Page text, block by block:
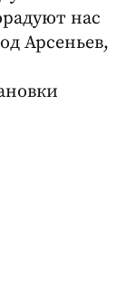
нас
Арсеньев,